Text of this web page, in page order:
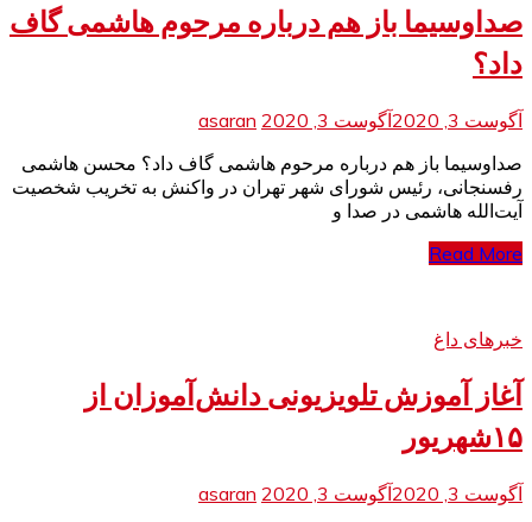
صداوسیما باز هم درباره مرحوم هاشمی گاف
داد؟
آگوست 3, 2020 آگوست 3, 2020
asaran
صداوسیما باز هم درباره مرحوم هاشمی گاف داد؟ محسن‌ هاشمی
رفسنجانی، رئیس شورای شهر تهران در واکنش به تخریب شخصیت
آیت‌الله‌ هاشمی در صدا و
Read More
خبرهای داغ
آغاز آموزش تلویزیونی دانش‌آموزان از
۱۵شهریور
آگوست 3, 2020 آگوست 3, 2020
asaran